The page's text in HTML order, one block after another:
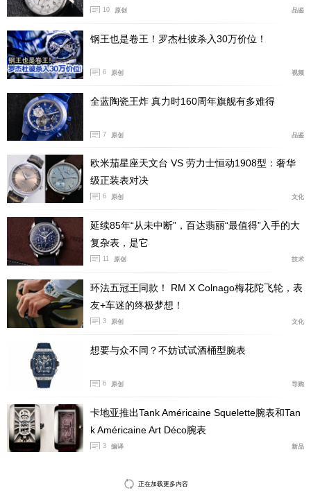
10 原创 品鉴
钢王也是卷王！罗杰杜彼杀入30万价位！
6 原创 视频
全蓝陶瓷王炸 真力时160周年旗舰有多难得
7 原创 品鉴
欧米茄星座天文台 VS 劳力士恒动1908型：奢华
级正装表对决
6 原创 文化
延续85年“从未中断”，百达翡丽“最值得”入手的大
复杂表，是它
11 原创 技术
环法五冠王同款！ RM X Colnago梅花陀飞轮，表
友+车迷的终极梦想！
3 原创 文化
想要与众不同？不妨试试酒桶型腕表
6 原创 导购
卡地亚推出Tank Américaine Squelette腕表和Tan
k Américaine Art Déco腕表
3 编译 新品
正在加载更多内容